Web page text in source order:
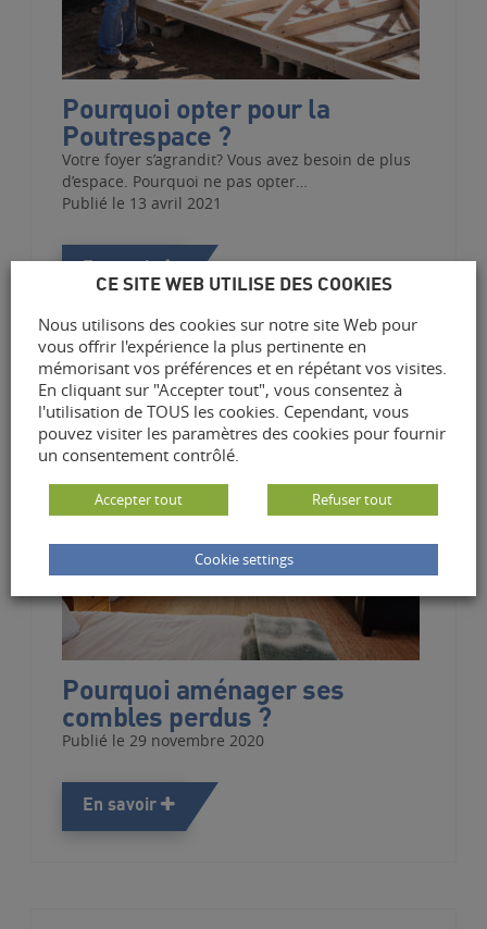
Pourquoi opter pour la
Poutrespace ?
Votre foyer s’agrandit? Vous avez besoin de plus
d’espace. Pourquoi ne pas opter…
Publié le 13 avril 2021
En savoir
Pourquoi aménager ses
combles perdus ?
Publié le 29 novembre 2020
En savoir
CE SITE WEB UTILISE DES COOKIES
Nous utilisons des cookies sur notre site Web pour
vous offrir l'expérience la plus pertinente en
mémorisant vos préférences et en répétant vos visites.
En cliquant sur "Accepter tout", vous consentez à
l'utilisation de TOUS les cookies. Cependant, vous
pouvez visiter les paramètres des cookies pour fournir
un consentement contrôlé.
Accepter tout Refuser tout
Cookie settings